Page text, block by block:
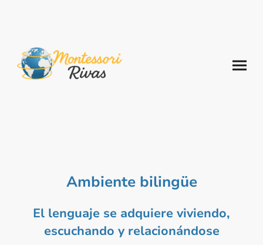
Ambiente bilingüe
El lenguaje se adquiere viviendo,
escuchando y relacionándose